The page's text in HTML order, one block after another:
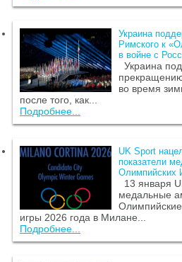
Украина
Римского к
в войне с
Украина
во время
после того, как...
Подробнее...
UK Sport
показатели
Олимпийских
13 января
медальные
игры 2026 года в Милане...
Подробнее...